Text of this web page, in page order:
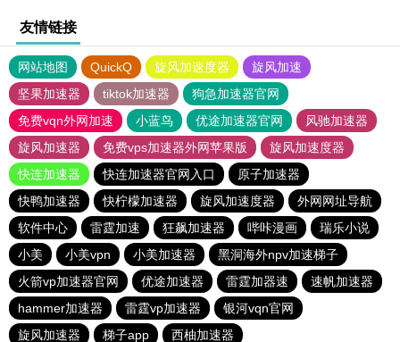
友情链接
网站地图 QuickQ 旋风加速度器
旋风加速
坚果加速器
tiktok加速器
狗急加速器官网
免费vqn外网加速
小蓝鸟 优途加速器官网
风驰加速器
旋风加速器
免费vps加速器外网苹果版
旋风加速度器
快连加速器
快连加速器官网入口
原子加速器
快鸭加速器
快柠檬加速器 旋风加速度器
外网网址导航
软件中心
雷霆加速 狂飙加速器 哔咔漫画
瑞乐小说
小美
小美vpn 小美加速器
黑洞海外npv加速梯子
火箭vp加速器官网
优途加速器 雷霆加器速
速帆加速器
hammer加速器
雷霆vp加速器
银河vqn官网
旋风加速器
梯子app
西柚加速器